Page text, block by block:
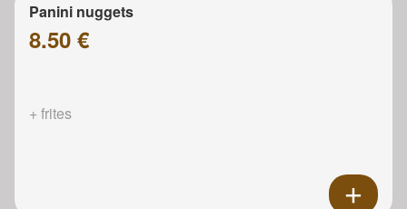
Panini nuggets
8.50 €
+ frites